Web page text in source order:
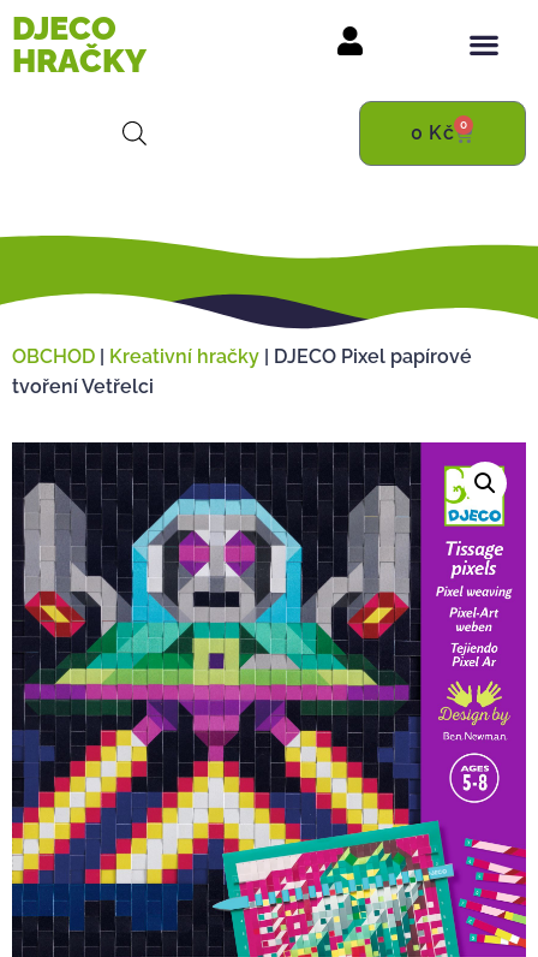
DJECO
HRAČKY
0 Kč 0
OBCHOD | Kreativní hračky | DJECO Pixel papírové
tvoření Vetřelci